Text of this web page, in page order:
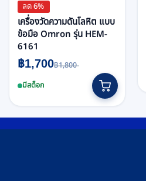
ลด 6%
เครื่องวัดความดันโลหิต แบบ
ข้อมือ Omron รุ่น HEM-
6161
฿1,800
Original
price
was:
฿1,800.
฿1,700
Current
price
฿1,700.
มีสต็อก